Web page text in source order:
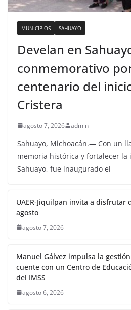
MUNICIPIOS SAHUAYO
Develan en
conmemorativo
centenario del
Cristera
agosto 7, 2026 admin
Sahuayo, Michoacán.— Con un
memoria histórica y fortalecer
Sahuayo, fue inaugurado el
UAER-Jiquilpan invita a
agosto
agosto 7, 2026
Manuel Gálvez impulsa la
cuente con un Centro de
del IMSS
agosto 6, 2026